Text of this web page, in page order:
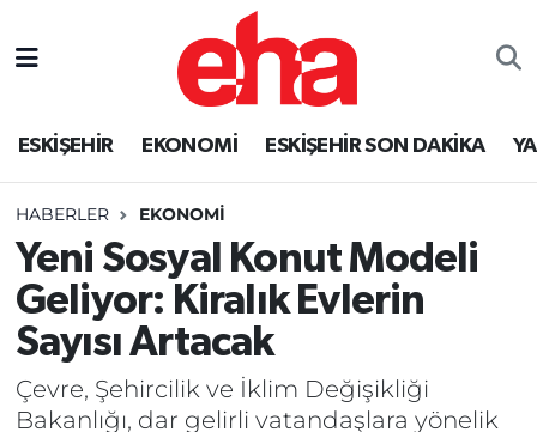
ESKİŞEHİR EKONOMİ ESKİŞEHİR SON DAKİKA
HABERLER EKONOMİ
Yeni Sosyal Konut Modeli
Geliyor: Kiralık Evlerin
Sayısı Artacak
Çevre, Şehircilik ve İklim Değişikliği
Bakanlığı, dar gelirli vatandaşlara yönelik